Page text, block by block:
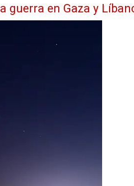
guerra en Gaza y